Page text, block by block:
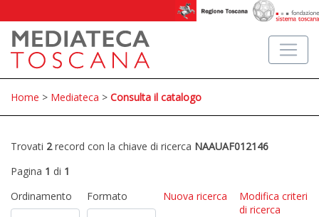
Home > Mediateca > Consulta il catalogo
Trovati 2record con la chiave di ricerca NAAUAF012146
Pagina 1 di 1
Ordinamento
Formato Nuova ricerca
Modifica criteri
di ricerca